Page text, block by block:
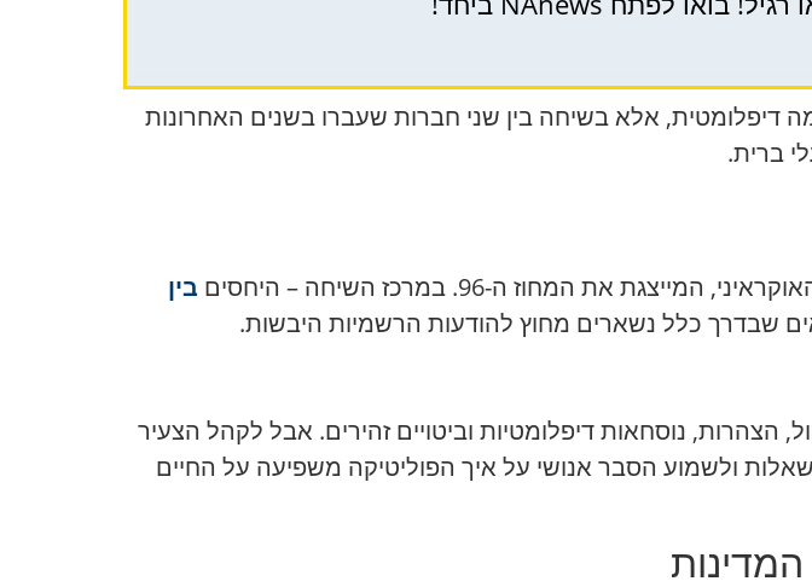
דיפלומטית, אלא בשיחה בין שני חברות שעברו בשנים האחרונות
ברית.
את המחוז ה-96. במרכז השיחה – היחסים
בין
שבדרך כלל נשארים מחוץ להודעות הרשמיות היבשות.
הצהרות, נוסחאות דיפלומטיות וביטויים זהירים. אבל לקהל הצעיר
ולשמוע הסבר אנושי על איך הפוליטיקה משפיעה על החיים